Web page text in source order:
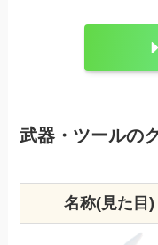
武器・ツールの
名称(見た目)